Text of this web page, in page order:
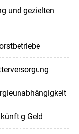
und gezielten
Geld